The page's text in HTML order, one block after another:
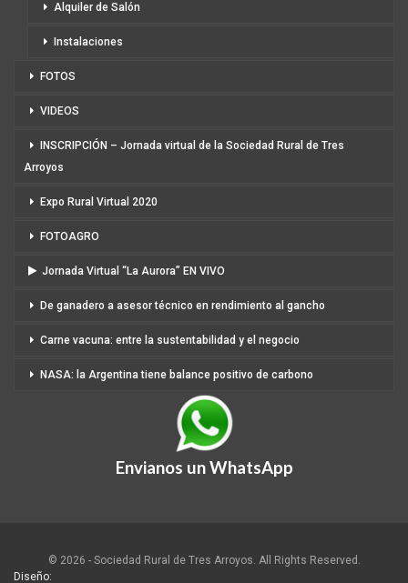
Alquiler de Salón
Instalaciones
FOTOS
VIDEOS
INSCRIPCIÓN – Jornada virtual de la Sociedad Rural de Tres
Arroyos
Expo Rural Virtual 2020
FOTOAGRO
Jornada Virtual “La Aurora” EN VIVO
De ganadero a asesor técnico en rendimiento al gancho
Carne vacuna: entre la sustentabilidad y el negocio
NASA: la Argentina tiene balance positivo de carbono
Envianos un WhatsApp
© 2026 - Sociedad Rural de Tres Arroyos. All Rights Reserved.
Diseño: